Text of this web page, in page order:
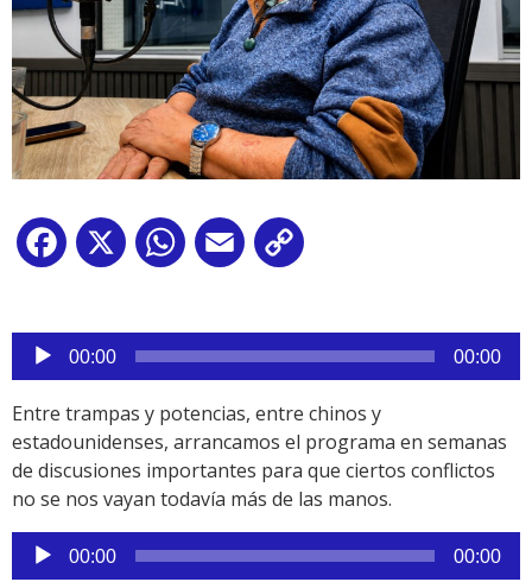
Facebook
X WhatsApp
Email
Reproductor
de
audio
00:00 00:00
Entre trampas y potencias, entre chinos y
estadounidenses, arrancamos el programa en semanas
de discusiones importantes para que ciertos conflictos
no se nos vayan todavía más de las manos.
Reproductor
de
00:00 00:00